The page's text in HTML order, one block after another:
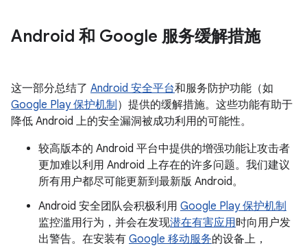
Android 和 Google 服务缓解措施
这一部分总结了 Android 安全平台和服务防护功能（如
Google Play 保护机制 ）提供的缓解措施。这些功能有助于
降低 Android 上的安全漏洞被成功利用的可能性。
较高版本的 Android 平台中提供的增强功能让攻击者
更加难以利用 Android 上存在的许多问题。我们建议
所有用户都尽可能更新到最新版 Android。
Android 安全团队会积极利用 Google Play 保护机制
监控滥用行为，并会在发现潜在有害应用时向用户发
出警告。在安装有 Google 移动服务的设备上，